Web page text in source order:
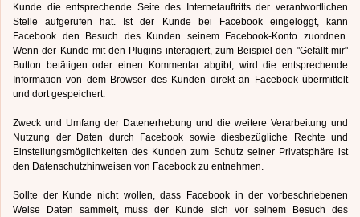
Kunde die entsprechende Seite des Internetauftritts der verantwortlichen
Stelle aufgerufen hat. Ist der Kunde bei Facebook eingeloggt, kann
Facebook den Besuch des Kunden seinem Facebook-Konto zuordnen.
Wenn der Kunde mit den Plugins interagiert, zum Beispiel den "Gefällt mir"
Button betätigen oder einen Kommentar abgibt, wird die entsprechende
Information von dem Browser des Kunden direkt an Facebook übermittelt
und dort gespeichert.
Zweck und Umfang der Datenerhebung und die weitere Verarbeitung und
Nutzung der Daten durch Facebook sowie diesbezügliche Rechte und
Einstellungsmöglichkeiten des Kunden zum Schutz seiner Privatsphäre ist
den Datenschutzhinweisen von Facebook zu entnehmen.
Sollte der Kunde nicht wollen, dass Facebook in der vorbeschriebenen
Weise Daten sammelt, muss der Kunde sich vor seinem Besuch des